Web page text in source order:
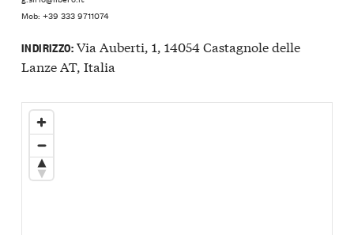
Mob: +39 333 9711074
INDIRIZZO:Via Auberti, 1, 14054 Castagnole delle
Lanze AT, Italia